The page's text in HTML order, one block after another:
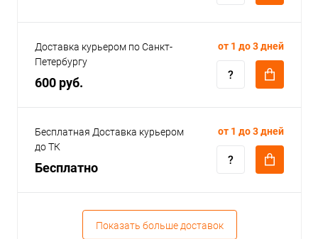
Доставка курьером по Санкт-
Петербургу
600 руб.
от 1 до 3 дней
Бесплатная Доставка курьером
до ТК
Бесплатно
от 1 до 3 дней
Показать больше доставок